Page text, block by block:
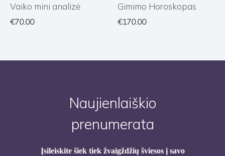
Vaiko mini analizė
€70.00
Gimimo Horoskopas
€170.00
Naujienlaiškio
prenumerata
Įsileiskite šiek tiek žvaigždžių šviesos į savo